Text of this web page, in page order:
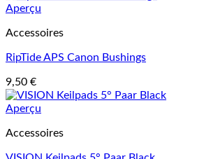
Aperçu
Accessoires
RipTide APS Canon Bushings
9,50 €
Aperçu
Accessoires